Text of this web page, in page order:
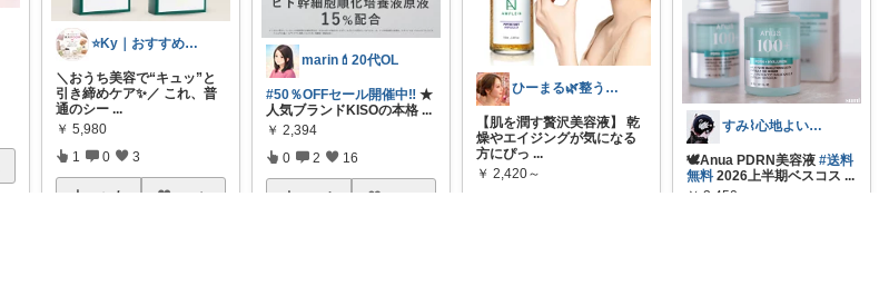
⭐️Ky｜おすすめセレクト⭐️
＼おうち美容で“キュッ”と
引き締めケア✨／ これ、普
通のシー ...
￥ 5,980
1 0 3
コレ いいね
marin💄20代OL
#50％OFFセール開催中‼️ ★
人気ブランドKISOの本格 ...
￥ 2,394
0 2 16
ひーまる🌿整う暮らしと成分美容
【肌を潤す贅沢美容液】 乾
燥やエイジングが気になる
方にぴっ ...
￥ 2,420～
すみ⌇心地よい暮らし🐈♡
🕊Anua PDRN美容液#送料
無料 2026上半期ベスコス ...
￥ 3,450～